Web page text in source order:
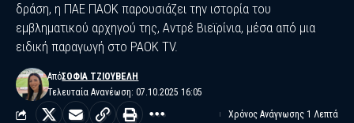
δράση, η ΠΑΕ ΠΑΟΚ παρουσιάζει την ιστορία του
εμβληματικού αρχηγού της, Αντρέ Βιεϊρίνια, μέσα από μια
ειδική παραγωγή στο PAOK TV.
Τελευταία Ανανέωση: 07.10.2025 16:05
ΑπόΣΟΦΊΑ ΤΖΙΟΎΒΕΛΗ
Χρόνος Ανάγνωσης 1 Λεπτά